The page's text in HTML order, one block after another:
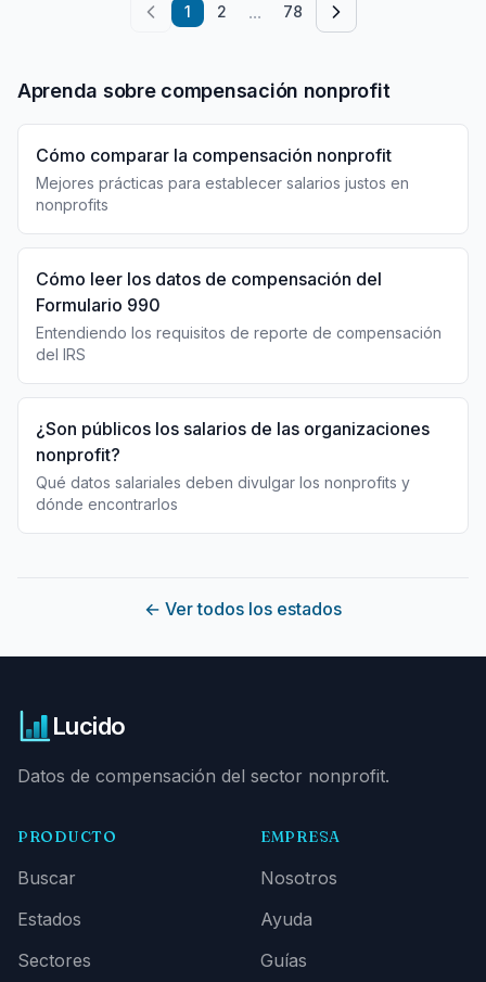
1 2 ... 78
Aprenda sobre compensación nonprofit
Cómo comparar la compensación nonprofit
Mejores prácticas para establecer salarios justos en
nonprofits
Cómo leer los datos de compensación del
Formulario 990
Entendiendo los requisitos de reporte de compensación
del IRS
¿Son públicos los salarios de las organizaciones
nonprofit?
Qué datos salariales deben divulgar los nonprofits y
dónde encontrarlos
← Ver todos los estados
Lucido
Datos de compensación del sector nonprofit.
PRODUCTO
Buscar
Estados
Sectores
EMPRESA
Nosotros
Ayuda
Guías